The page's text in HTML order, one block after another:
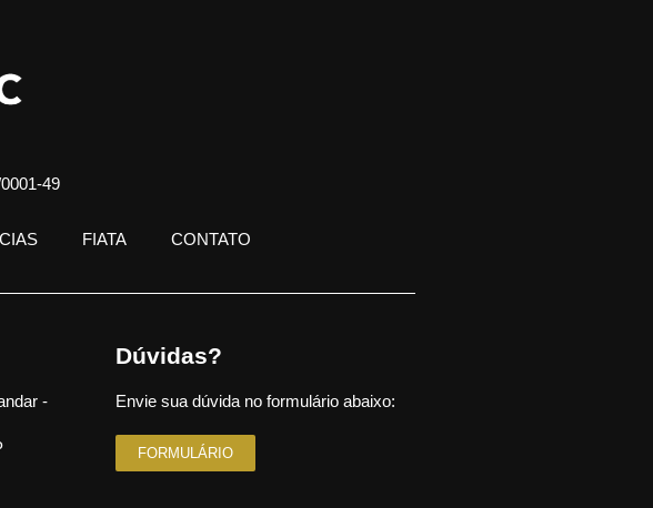
49
FIATA CONTATO
-
Dúvidas?
Envie sua dúvida no formulário abaixo:
FORMULÁRIO